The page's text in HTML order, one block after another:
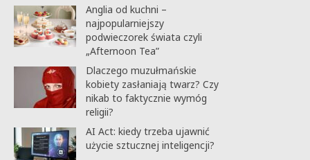
Anglia od kuchni –
najpopularniejszy
podwieczorek świata czyli
„Afternoon Tea”
Dlaczego muzułmańskie
kobiety zasłaniają twarz? Czy
nikab to faktycznie wymóg
religii?
AI Act: kiedy trzeba ujawnić
użycie sztucznej inteligencji?